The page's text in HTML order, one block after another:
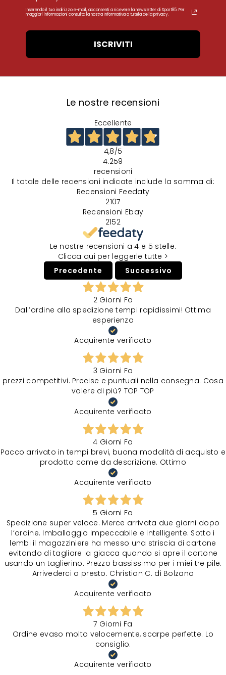
Inserendo il tuo indirizzo e-mail, acconsenti a ricevere la newsletter di Sport85. Per
maggiori informazioni consulta la nostra Informativa a tutela della privacy.
ISCRIVITI
Le nostre recensioni
Eccellente
4,8/5
4.259
recensioni
Il totale delle recensioni indicate include la somma di:
Recensioni Feedaty
2107
Recensioni Ebay
2152
Le nostre recensioni a 4 e 5 stelle.
Clicca qui per leggerle tutte >
Precedente
Successivo
2 Giorni Fa
Dall’ordine alla spedizione tempi rapidissimi! Ottima
esperienza
Acquirente verificato
3 Giorni Fa
prezzi competitivi. Precise e puntuali nella consegna. Cosa
volere di più? TOP TOP
Acquirente verificato
4 Giorni Fa
Pacco arrivato in tempi brevi, buona modalità di acquisto e
prodotto come da descrizione. Ottimo
Acquirente verificato
5 Giorni Fa
Spedizione super veloce. Merce arrivata due giorni dopo
l‘ordine. Imballaggio impeccabile e intelligente. Sotto i
lembi il magazziniere ha messo una striscia di cartone
evitando di tagliare la giacca quando si apre il cartone
usando un taglierino. Prezzo bassissimo per i miei tre pile.
Arrivederci a presto. Christian C. di Bolzano
Acquirente verificato
7 Giorni Fa
Ordine evaso molto velocemente, scarpe perfette. Lo
consiglio.
Acquirente verificato